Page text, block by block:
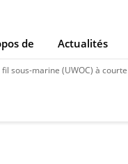
de Actualités
(UWOC) à courte portée la